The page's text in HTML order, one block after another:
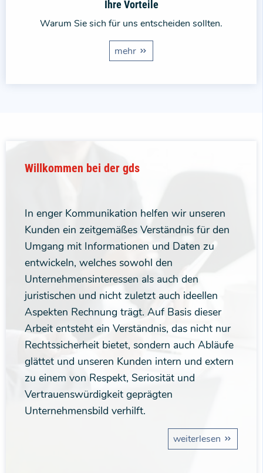
Ihre Vorteile
Warum Sie sich für uns entscheiden sollten.
mehr
Willkommen bei der gds
In enger Kommunikation helfen wir unseren
Kunden ein zeitgemäßes Verständnis für den
Umgang mit Informationen und Daten zu
entwickeln, welches sowohl den
Unternehmensinteressen als auch den
juristischen und nicht zuletzt auch ideellen
Aspekten Rechnung trägt. Auf Basis dieser
Arbeit entsteht ein Verständnis, das nicht nur
Rechtssicherheit bietet, sondern auch Abläufe
glättet und unseren Kunden intern und extern
zu einem von Respekt, Seriosität und
Vertrauenswürdigkeit geprägten
Unternehmensbild verhilft.
weiterlesen